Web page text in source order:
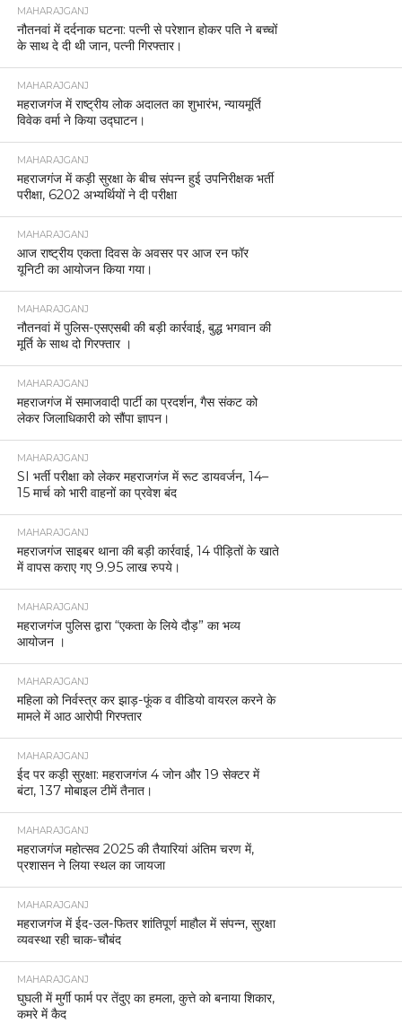
MAHARAJGANJ
नौतनवां में दर्दनाक घटना: पत्नी से परेशान होकर पति ने बच्चों
के साथ दे दी थी जान, पत्नी गिरफ्तार।
MAHARAJGANJ
महराजगंज में राष्ट्रीय लोक अदालत का शुभारंभ, न्यायमूर्ति
विवेक वर्मा ने किया उद्घाटन।
MAHARAJGANJ
महराजगंज में कड़ी सुरक्षा के बीच संपन्न हुई उपनिरीक्षक भर्ती
परीक्षा, 6202 अभ्यर्थियों ने दी परीक्षा
MAHARAJGANJ
आज राष्ट्रीय एकता दिवस के अवसर पर आज रन फॉर
यूनिटी का आयोजन किया गया।
MAHARAJGANJ
नौतनवां में पुलिस-एसएसबी की बड़ी कार्रवाई, बुद्ध भगवान की
मूर्ति के साथ दो गिरफ्तार ।
MAHARAJGANJ
महराजगंज में समाजवादी पार्टी का प्रदर्शन, गैस संकट को
लेकर जिलाधिकारी को सौंपा ज्ञापन।
MAHARAJGANJ
SI भर्ती परीक्षा को लेकर महराजगंज में रूट डायवर्जन, 14–
15 मार्च को भारी वाहनों का प्रवेश बंद
MAHARAJGANJ
महराजगंज साइबर थाना की बड़ी कार्रवाई, 14 पीड़ितों के खाते
में वापस कराए गए 9.95 लाख रुपये।
MAHARAJGANJ
महराजगंज पुलिस द्वारा “एकता के लिये दौड़” का भव्य
आयोजन ।
MAHARAJGANJ
महिला को निर्वस्त्र कर झाड़-फूंक व वीडियो वायरल करने के
मामले में आठ आरोपी गिरफ्तार
MAHARAJGANJ
ईद पर कड़ी सुरक्षा: महराजगंज 4 जोन और 19 सेक्टर में
बंटा, 137 मोबाइल टीमें तैनात।
MAHARAJGANJ
महराजगंज महोत्सव 2025 की तैयारियां अंतिम चरण में,
प्रशासन ने लिया स्थल का जायजा
MAHARAJGANJ
महराजगंज में ईद-उल-फितर शांतिपूर्ण माहौल में संपन्न, सुरक्षा
व्यवस्था रही चाक-चौबंद
MAHARAJGANJ
घुघली में मुर्गी फार्म पर तेंदुए का हमला, कुत्ते को बनाया शिकार,
कमरे में कैद